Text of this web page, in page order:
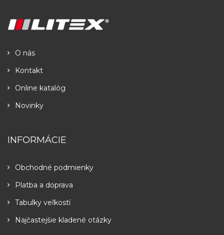
O nás
Kontakt
Online katalóg
Novinky
INFORMÁCIE
Obchodné podmienky
Platba a doprava
Tabulky veľkostí
Najčastejšie kladené otázky